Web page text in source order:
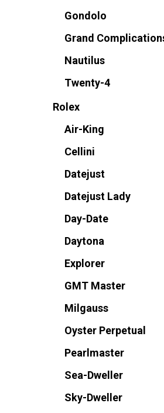
Gondolo
Grand
Nautilus
Twenty-4
Rolex
Air-King
Cellini
Datejust
Datejust Lady
Day-Date
Daytona
Explorer
GMT Master
Milgauss
Oyster Perpetual
Pearlmaster
Sea-Dweller
Sky-Dweller